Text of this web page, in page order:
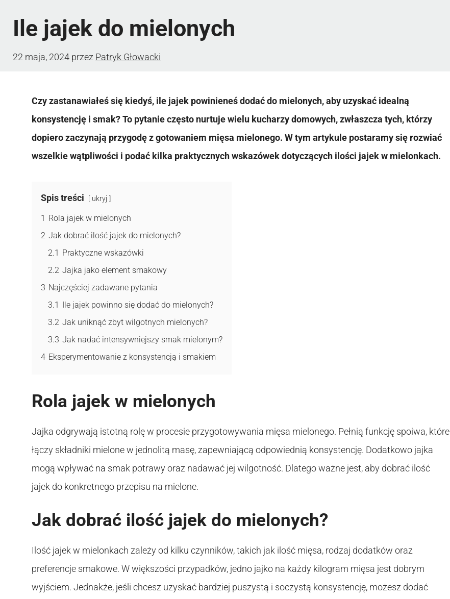
Ile jajek do mielonych
22 maja, 2024 przez Patryk Głowacki
Czy zastanawiałeś się kiedyś, ile jajek powinieneś dodać do mielonych, aby uzyskać idealną
konsystencję i smak? To pytanie często nurtuje wielu kucharzy domowych, zwłaszcza tych, którzy
dopiero zaczynają przygodę z gotowaniem mięsa mielonego. W tym artykule postaramy się rozwiać
wszelkie wątpliwości i podać kilka praktycznych wskazówek dotyczących ilości jajek w mielonkach.
Spis treści ukryj
1 Rola jajek w mielonych
2 Jak dobrać ilość jajek do mielonych?
2.1 Praktyczne wskazówki
2.2 Jajka jako element smakowy
3 Najczęściej zadawane pytania
3.1 Ile jajek powinno się dodać do mielonych?
3.2 Jak uniknąć zbyt wilgotnych mielonych?
3.3 Jak nadać intensywniejszy smak mielonym?
4 Eksperymentowanie z konsystencją i smakiem
Rola jajek w mielonych
Jajka odgrywają istotną rolę w procesie przygotowywania mięsa mielonego. Pełnią funkcję spoiwa, które
łączy składniki mielone w jednolitą masę, zapewniającą odpowiednią konsystencję. Dodatkowo jajka
mogą wpływać na smak potrawy oraz nadawać jej wilgotność. Dlatego ważne jest, aby dobrać ilość
jajek do konkretnego przepisu na mielone.
Jak dobrać ilość jajek do mielonych?
Ilość jajek w mielonkach zależy od kilku czynników, takich jak ilość mięsa, rodzaj dodatków oraz
preferencje smakowe. W większości przypadków, jedno jajko na każdy kilogram mięsa jest dobrym
wyjściem. Jednakże, jeśli chcesz uzyskać bardziej puszystą i soczystą konsystencję, możesz dodać